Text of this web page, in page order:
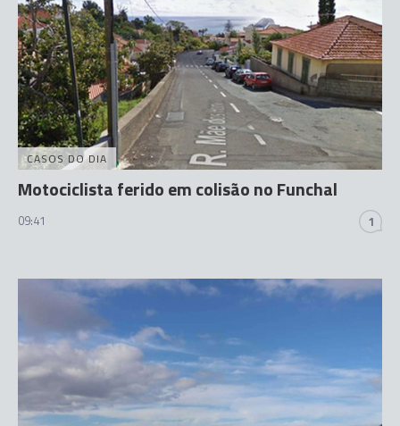
CASOS DO DIA
Motociclista ferido em colisão no Funchal
09:41 1